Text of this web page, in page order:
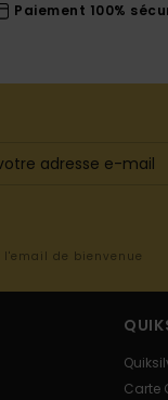
Paiement 100%
de bienvenue
Carte